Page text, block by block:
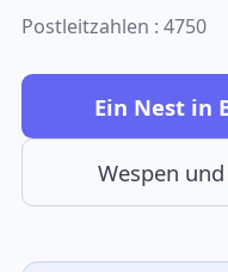
Postleitzahlen : 4750
Ein Nest in
Wespen